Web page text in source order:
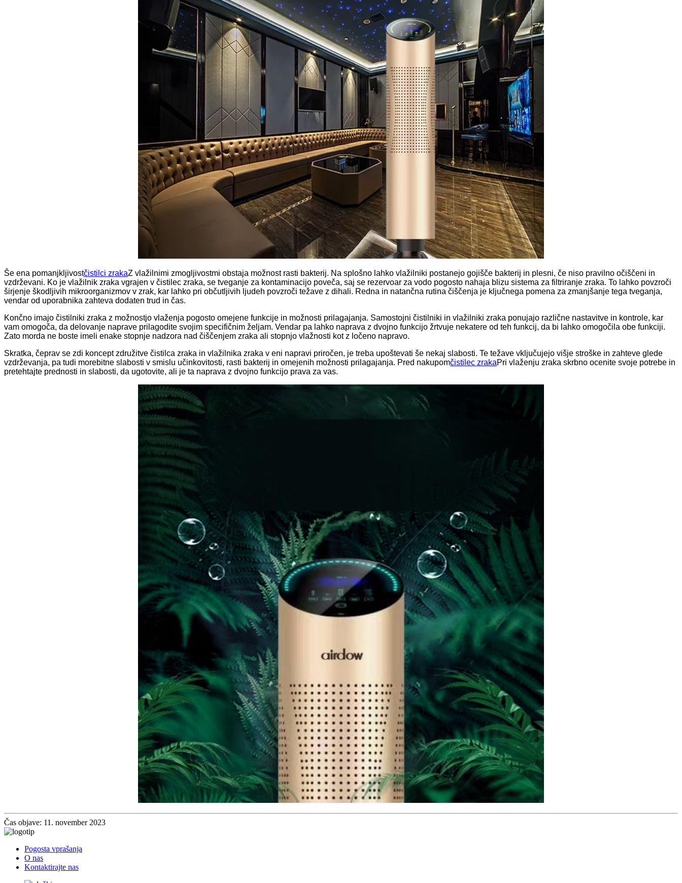
Še ena pomanjkljivostčistilci zrakaZ vlažilnimi zmogljivostmi obstaja možnost rasti bakterij. Na splošno lahko vlažilniki postanejo gojišče bakterij in plesni, če niso pravilno očiščeni in
vzdrževani. Ko je vlažilnik zraka vgrajen v čistilec zraka, se tveganje za kontaminacijo poveča, saj se rezervoar za vodo pogosto nahaja blizu sistema za filtriranje zraka. To lahko povzroči
širjenje škodljivih mikroorganizmov v zrak, kar lahko pri občutljivih ljudeh povzroči težave z dihali. Redna in natančna rutina čiščenja je ključnega pomena za zmanjšanje tega tveganja,
vendar od uporabnika zahteva dodaten trud in čas.
Končno imajo čistilniki zraka z možnostjo vlaženja pogosto omejene funkcije in možnosti prilagajanja. Samostojni čistilniki in vlažilniki zraka ponujajo različne nastavitve in kontrole, kar
vam omogoča, da delovanje naprave prilagodite svojim specifičnim željam. Vendar pa lahko naprava z dvojno funkcijo žrtvuje nekatere od teh funkcij, da bi lahko omogočila obe funkciji.
Zato morda ne boste imeli enake stopnje nadzora nad čiščenjem zraka ali stopnjo vlažnosti kot z ločeno napravo.
Skratka, čeprav se zdi koncept združitve čistilca zraka in vlažilnika zraka v eni napravi priročen, je treba upoštevati še nekaj slabosti. Te težave vključujejo višje stroške in zahteve glede
vzdrževanja, pa tudi morebitne slabosti v smislu učinkovitosti, rasti bakterij in omejenih možnosti prilagajanja. Pred nakupomčistilec zrakaPri vlaženju zraka skrbno ocenite svoje potrebe in
pretehtajte prednosti in slabosti, da ugotovite, ali je ta naprava z dvojno funkcijo prava za vas.
Čas objave: 11. november 2023
Pogosta vprašanja
O nas
Kontaktirajte nas